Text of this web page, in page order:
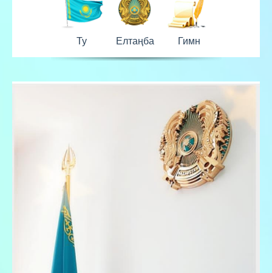
Ту Елтаңба Гимн